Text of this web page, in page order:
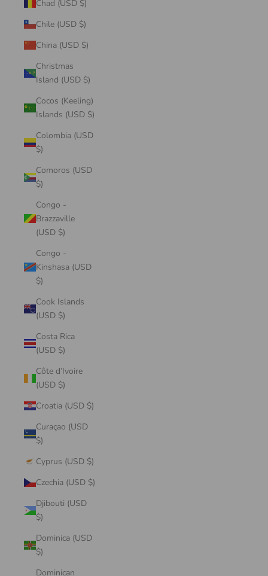
Chad (USD $)
Chile (USD $)
China (USD $)
Christmas
Island (USD $)
Cocos (Keeling)
Islands (USD $)
Colombia (USD
$)
Comoros (USD
$)
Congo -
Brazzaville
(USD $)
Congo -
Kinshasa (USD
$)
Cook Islands
(USD $)
Costa Rica
(USD $)
Côte d’Ivoire
(USD $)
Croatia (USD $)
Curaçao (USD
$)
Cyprus (USD $)
Czechia (USD $)
Djibouti (USD
$)
Dominica (USD
$)
Dominican